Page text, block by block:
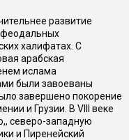
развитие
феодальных
халифатах. С
арабская
ислама
были завоеваны
завершено покорение
и Грузии. В VIII веке
северо-западную
и Пиренейский